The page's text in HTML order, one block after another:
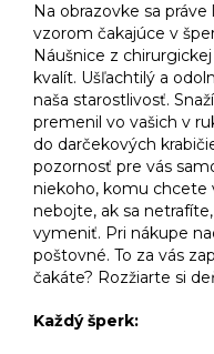
Na obrazovke sa
vzorom čakajúce v
Náušnice z
kvalít. Ušľachtilý a
naša starostlivosť.
premenil vo vašich v
do darčekových
pozornosť pre vás
niekoho, komu chcete
nebojte, ak sa
vymeniť. Pri nákupe
poštovné. To za vás
čakáte? Rozžiarte si
Každý šperk: